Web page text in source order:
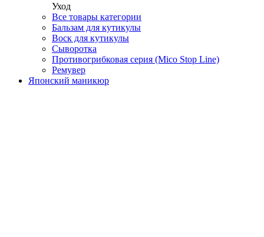
Уход
Все товары категории
Бальзам для кутикулы
Воск для кутикулы
Сыворотка
Противогрибковая серия (Mico Stop Line)
Ремувер
Японский маникюр